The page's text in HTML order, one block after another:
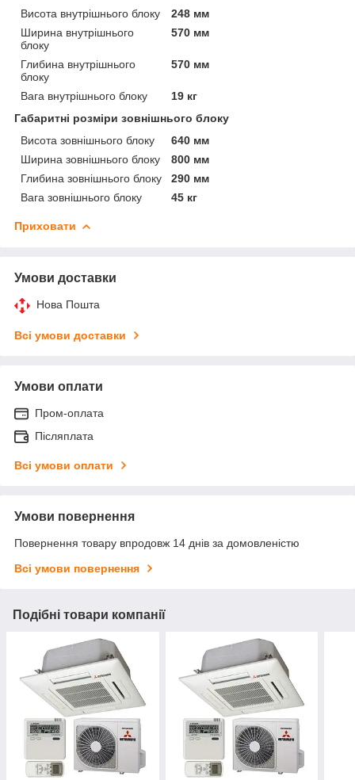
Висота внутрішнього блоку
248 мм
Ширина внутрішнього
блоку
570 мм
Глибина внутрішнього
блоку
570 мм
Вага внутрішнього блоку
19 кг
Габаритні розміри зовнішнього блоку
Висота зовнішнього блоку
640 мм
Ширина зовнішнього блоку
800 мм
Глибина зовнішнього блоку
290 мм
Вага зовнішнього блоку
45 кг
Приховати
Умови доставки
Нова Пошта
Всі умови доставки
Умови оплати
Пром-оплата
Післяплата
Всі умови оплати
Умови повернення
Повернення товару впродовж 14 днів за домовленістю
Всі умови повернення
Подібні товари компанії